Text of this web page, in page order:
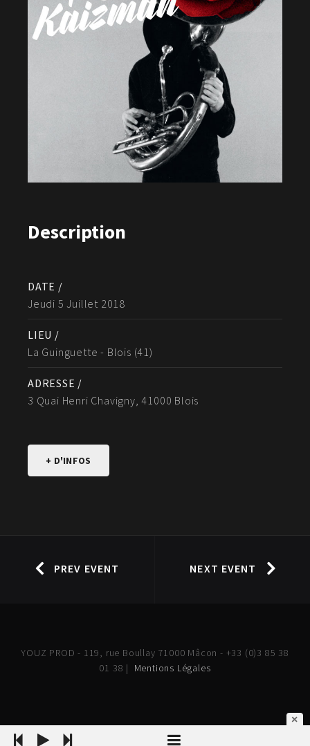
Description
DATE /
Jeudi 5 Juillet 2018
LIEU /
La Guinguette - Blois (41)
ADRESSE /
3 Quai Henri Chavigny, 41000 Blois
+ D'INFOS
PREV EVENT NEXT EVENT
YOUZ PROD - 119, rue Boullay 71000 Mâcon - +33 (0)3 85 38
01 38 | Mentions Légales